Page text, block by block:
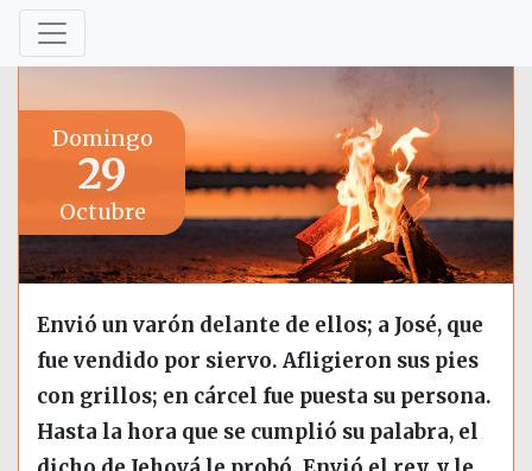
Domingo
29
Octubre
Envió un varón delante de ellos; a José, que
fue vendido por siervo. Afligieron sus pies
con grillos; en cárcel fue puesta su persona.
Hasta la hora que se cumplió su palabra, el